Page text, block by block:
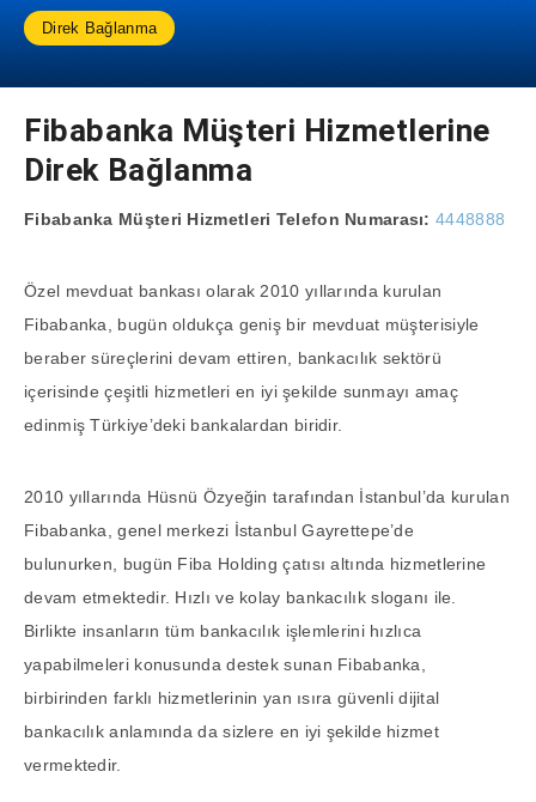
Direk Bağlanma
Fibabanka Müşteri Hizmetlerine
Direk Bağlanma
Fibabanka Müşteri Hizmetleri Telefon Numarası:4448888
Özel mevduat bankası olarak 2010 yıllarında kurulan
Fibabanka, bugün oldukça geniş bir mevduat müşterisiyle
beraber süreçlerini devam ettiren, bankacılık sektörü
içerisinde çeşitli hizmetleri en iyi şekilde sunmayı amaç
edinmiş Türkiye’deki bankalardan biridir.
2010 yıllarında Hüsnü Özyeğin tarafından İstanbul’da kurulan
Fibabanka, genel merkezi İstanbul Gayrettepe’de
bulunurken, bugün Fiba Holding çatısı altında hizmetlerine
devam etmektedir. Hızlı ve kolay bankacılık sloganı ile.
Birlikte insanların tüm bankacılık işlemlerini hızlıca
yapabilmeleri konusunda destek sunan Fibabanka,
birbirinden farklı hizmetlerinin yan ısıra güvenli dijital
bankacılık anlamında da sizlere en iyi şekilde hizmet
vermektedir.